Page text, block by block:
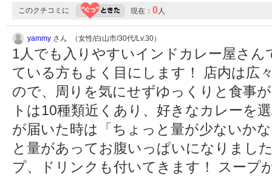
このクチコミに 現在： 0人
yammy さん （女性/白山市/30代/Lv.30）
1人でも入りやすいインドカレー屋さん
ている方もよく目にします！ 店内は広
ので、周りを気にせずゆっくりと食事
トは10種類近くあり、好きなカレーを
が届いた時は「ちょっと量が少ないか
と量があってお腹いっぱいになりまし
プ、ドリンクも付いてきます！ スープ